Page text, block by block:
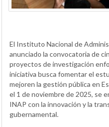
El Instituto Nacional de
anunciado la convocatoria de
proyectos de investigación
iniciativa busca fomentar el
mejoren la gestión pública en
el 1 de noviembre de 2025, se
INAP con la innovación y la
gubernamental.